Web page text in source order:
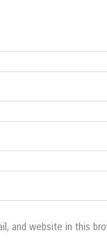
and website in this